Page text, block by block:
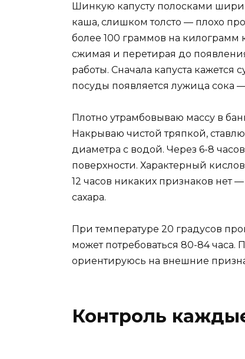
Шинкую капусту полосками
каша, слишком толсто — плохо
более 100 граммов на
сжимая и перетирая до
работы. Сначала капуста кажется
посуды появляется лужица сока —
Плотно утрамбовываю массу в
Накрываю чистой тряпкой,
диаметра с водой. Через 6-8
поверхности. Характерный
12 часов никаких признаков нет
сахара.
При температуре 20 градусов
может потребоваться 80-84 часа.
ориентируюсь на внешние
Контроль